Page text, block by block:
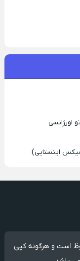
اینستایی)
است و هرگونه کپی